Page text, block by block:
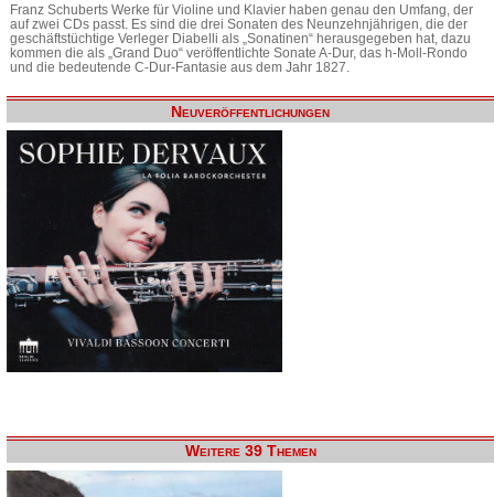
Franz Schuberts Werke für Violine und Klavier haben genau den Umfang, der
auf zwei CDs passt. Es sind die drei Sonaten des Neunzehnjährigen, die der
geschäftstüchtige Verleger Diabelli als „Sonatinen“ herausgegeben hat, dazu
kommen die als „Grand Duo“ veröffentlichte Sonate A-Dur, das h-Moll-Rondo
und die bedeutende C-Dur-Fantasie aus dem Jahr 1827.
Neuveröffentlichungen
Weitere 39 Themen